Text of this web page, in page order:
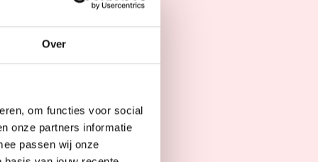
Over
om functies voor social
onze partners informatie
passen wij onze
Coté
‘Het was een
een donatie.
meteen potentie
een aanvraag
Jan. Daaruit
geen ervaring